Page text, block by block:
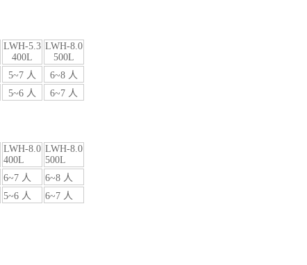
LWH-5.3
400L
LWH-8.0
500L
5~7 人
6~8 人
5~6 人 6~7 人
LWH-8.0
400L
LWH-8.0
500L
6~7 人
6~8 人
5~6 人 6~7 人